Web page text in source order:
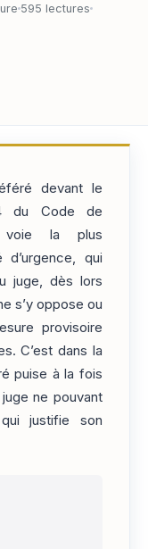
595 lectures
devant le
du Code de
voie la plus
qui
juge, dès lors
s’y oppose ou
provisoire
C’est dans la
puise à la fois
ne pouvant
justifie son